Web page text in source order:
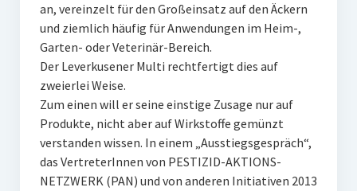
an, vereinzelt für den Großeinsatz auf den Äckern
und ziemlich häufig für Anwendungen im Heim-,
Garten- oder Veterinär-Bereich.
Der Leverkusener Multi rechtfertigt dies auf
zweierlei Weise.
Zum einen will er seine einstige Zusage nur auf
Produkte, nicht aber auf Wirkstoffe gemünzt
verstanden wissen. In einem „Ausstiegsgespräch“,
das VertreterInnen von PESTIZID-AKTIONS-
NETZWERK (PAN) und von anderen Initiativen 2013